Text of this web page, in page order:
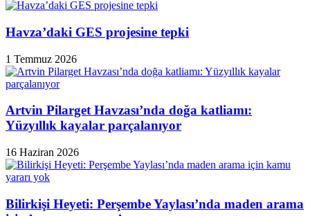
Havza’daki GES projesine tepki
1 Temmuz 2026
Artvin Pilarget Havzası’nda doğa katliamı:
Yüzyıllık kayalar parçalanıyor
16 Haziran 2026
Bilirkişi Heyeti: Perşembe Yaylası’nda maden arama